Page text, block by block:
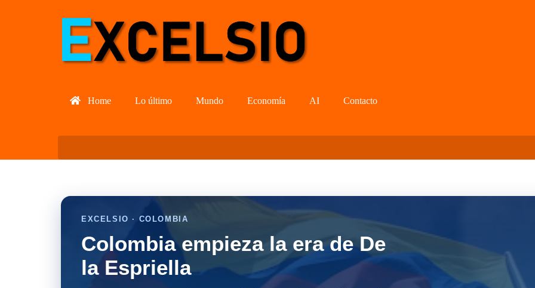
Home Lo último Mundo Economía AI Contacto
EXCELSIO · COLOMBIA
Colombia empieza la era de De
la Espriella